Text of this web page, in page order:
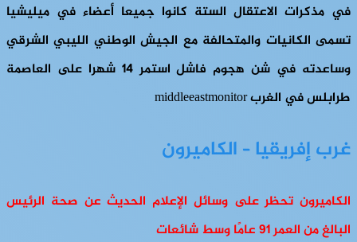
في مذكرات الاعتقال الستة كانوا جميعا أعضاء في ميليشيا
تسمى الكانيات والمتحالفة مع الجيش الوطني الليبي الشرقي
وساعدته في شن هجوم فاشل استمر 14 شهرا على العاصمة
طرابلس في الغرب middleeastmonitor
غرب إفريقيا – الكاميرون
الكاميرون تحظر على وسائل الإعلام الحديث عن صحة الرئيس
البالغ من العمر 91 عامًا وسط شائعات